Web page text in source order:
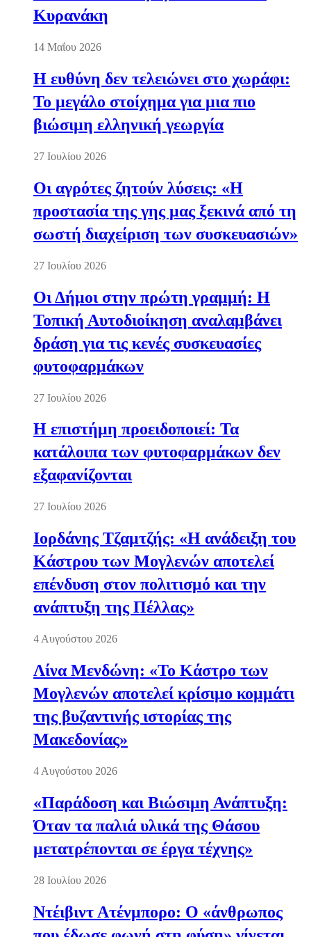
Κυρανάκη
14 Μαΐου 2026
Η ευθύνη δεν τελειώνει στο χωράφι:
Το μεγάλο στοίχημα για μια πιο
βιώσιμη ελληνική γεωργία
27 Ιουλίου 2026
Οι αγρότες ζητούν λύσεις: «Η
προστασία της γης μας ξεκινά από τη
σωστή διαχείριση των συσκευασιών»
27 Ιουλίου 2026
Οι Δήμοι στην πρώτη γραμμή: Η
Τοπική Αυτοδιοίκηση αναλαμβάνει
δράση για τις κενές συσκευασίες
φυτοφαρμάκων
27 Ιουλίου 2026
Η επιστήμη προειδοποιεί: Τα
κατάλοιπα των φυτοφαρμάκων δεν
εξαφανίζονται
27 Ιουλίου 2026
Ιορδάνης Τζαμτζής: «Η ανάδειξη του
Κάστρου των Μογλενών αποτελεί
επένδυση στον πολιτισμό και την
ανάπτυξη της Πέλλας»
4 Αυγούστου 2026
Λίνα Μενδώνη: «Το Κάστρο των
Μογλενών αποτελεί κρίσιμο κομμάτι
της βυζαντινής ιστορίας της
Μακεδονίας»
4 Αυγούστου 2026
«Παράδοση και Βιώσιμη Ανάπτυξη:
Όταν τα παλιά υλικά της Θάσου
μετατρέπονται σε έργα τέχνης»
28 Ιουλίου 2026
Ντέιβιντ Ατένμπορο: Ο «άνθρωπος